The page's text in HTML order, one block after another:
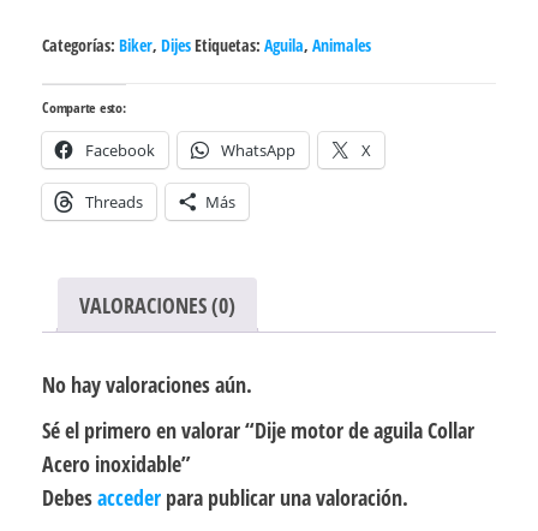
Categorías: Biker, DijesEtiquetas: Aguila, Animales
Comparte esto:
Facebook WhatsApp X
Threads Más
VALORACIONES (0)
No hay valoraciones aún.
Sé el primero en valorar “Dije motor de aguila Collar
Acero inoxidable”
Debesacceder para publicar una valoración.